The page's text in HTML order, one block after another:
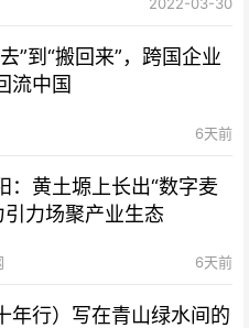
2022-03-30
”到“搬回来”，跨国企业
流中国
6天前
：黄土塬上长出“数字麦
引力场聚产业生态
6天前
年行）写在青山绿水间的